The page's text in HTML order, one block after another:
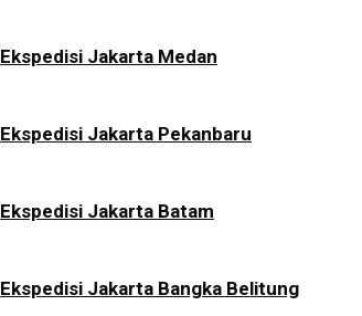
Ekspedisi Jakarta Medan
Ekspedisi Jakarta Pekanbaru
Ekspedisi Jakarta Batam
Ekspedisi Jakarta Bangka Belitung